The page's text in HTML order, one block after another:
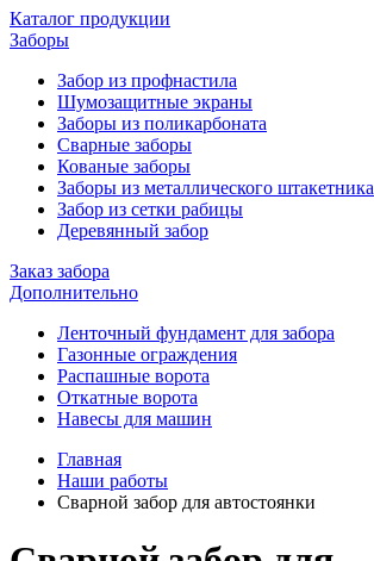
Каталог продукции
Заборы
Забор из профнастила
Шумозащитные экраны
Заборы из поликарбоната
Сварные заборы
Кованые заборы
Заборы из металлического штакетника
Забор из сетки рабицы
Деревянный забор
Заказ забора
Дополнительно
Ленточный фундамент для забора
Газонные ограждения
Распашные ворота
Откатные ворота
Навесы для машин
Главная
Наши работы
Сварной забор для автостоянки